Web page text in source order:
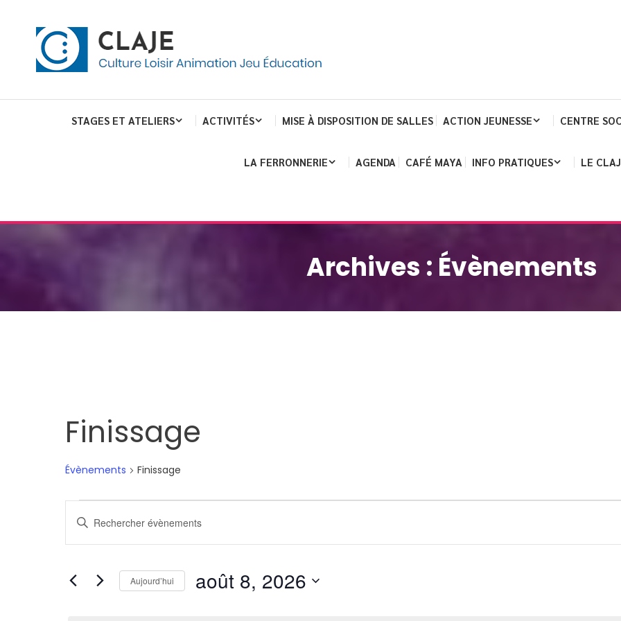
Claje
STAGES ET ATELIERS ACTIVITÉS MISE À DISPOSITION DE SALLES ACTION JEUNESSE CENTRE
LA FERRONNERIE AGENDA CAFÉ MAYA INFO PRATIQUES LE
Archives : Évènements
Finissage
Évènements Finissage
Évènements
for
août
8,
Recherche
et
navigation
de
Saisir
Rechercher
Évènements
Aujourd’hui août 8, 2026